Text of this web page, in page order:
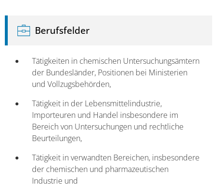
Berufsfelder
Tätigkeiten in chemischen Untersuchungsämtern
der Bundesländer, Positionen bei Ministerien
und Vollzugsbehörden,
Tätigkeit in der Lebensmittelindustrie,
Importeuren und Handel insbesondere im
Bereich von Untersuchungen und rechtliche
Beurteilungen,
Tätigkeit in verwandten Bereichen, insbesondere
der chemischen und pharmazeutischen
Industrie und